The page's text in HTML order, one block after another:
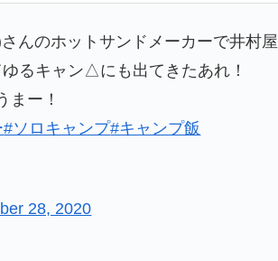
んのホットサンドメーカーで井村屋
るキャン△にも出てきたあれ！
まー！
#ソロキャンプ#キャンプ飯
28, 2020